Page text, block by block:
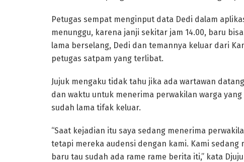
Petugas sempat menginput data Dedi dalam
menunggu, karena janji sekitar jam 14.00, baru
lama berselang, Dedi dan temannya keluar dari
petugas satpam yang terlibat.
Jujuk mengaku tidak tahu jika ada wartawan
dan waktu untuk menerima perwakilan warga
sudah lama tifak keluar.
“Saat kejadian itu saya sedang menerima
tetapi mereka audensi dengan kami. Kami
baru tau sudah ada rame rame berita iti,” kata